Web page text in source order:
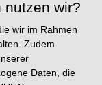
nutzen wir?
wir im Rahmen
Zudem
Daten, die